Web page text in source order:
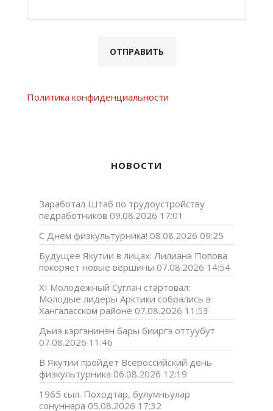
Политика конфиденциальности
НОВОСТИ
Заработал Штаб по трудоустройству
педработников 09.08.2026 17:01
С Днем физкультурника! 08.08.2026 09:25
Будущее Якутии в лицах: Лилиана Попова
покоряет новые вершины 07.08.2026 14:54
XI Молодёжный Суглан стартовал:
Молодые лидеры Арктики собрались в
Хангаласском районе 07.08.2026 11:53
Дьиэ кэргэнинэн бары бииргэ оттуубут
07.08.2026 11:46
В Якутии пройдет Всероссийский день
физкультурника 06.08.2026 12:19
1965 сыл. Походтар, булумньулар
сонуннара 05.08.2026 17:32